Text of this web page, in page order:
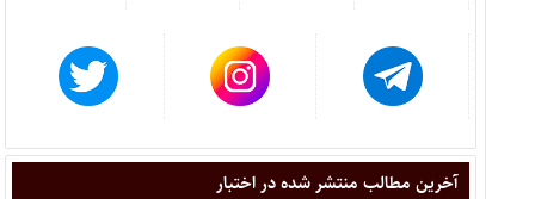
آخرین مطالب منتشر شده در اختبار